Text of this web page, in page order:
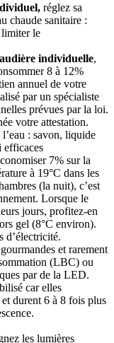
réglez sa
chaude sanitaire :
limiter le
individuelle,
8 à 12%
annuel de votre
par un spécialiste
prévues par la loi.
votre attestation.
: savon, liquide
efficaces
7% sur la
à 19°C dans les
(la nuit), c’est
Lorsque le
jours, profitez-en
gel (8°C environ).
d’électricité.
et rarement
(LBC) ou
par de la LED.
car elles
durent 6 à 8 fois plus
les lumières